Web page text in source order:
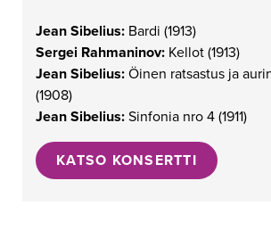
Jean Sibelius: Bardi (1913)
Sergei Rahmaninov: Kellot (1913)
Jean Sibelius:Öinen ratsastus ja
(1908)
Jean Sibelius:Sinfonia nro 4 (1911)
KATSO KONSERTTI